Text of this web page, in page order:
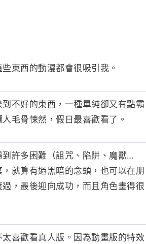
東西的動漫都會很吸引我。
不好的東西，一種單純卻又有點霸
毛骨悚然，假日最喜歡看了。
許多困難（詛咒、陷阱、魔獸…
就算有過黑暗的念頭，也可以在朋
，最後迎向成功，而且角色畫得很
喜歡看真人版。因為動畫版的特效